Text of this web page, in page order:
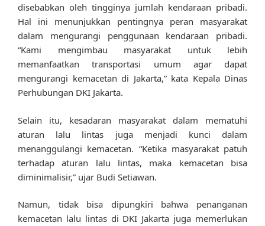
disebabkan oleh tingginya jumlah kendaraan pribadi.
Hal ini menunjukkan pentingnya peran masyarakat
dalam mengurangi penggunaan kendaraan pribadi.
“Kami mengimbau masyarakat untuk lebih
memanfaatkan transportasi umum agar dapat
mengurangi kemacetan di Jakarta,” kata Kepala Dinas
Perhubungan DKI Jakarta.
Selain itu, kesadaran masyarakat dalam mematuhi
aturan lalu lintas juga menjadi kunci dalam
menanggulangi kemacetan. “Ketika masyarakat patuh
terhadap aturan lalu lintas, maka kemacetan bisa
diminimalisir,” ujar Budi Setiawan.
Namun, tidak bisa dipungkiri bahwa penanganan
kemacetan lalu lintas di DKI Jakarta juga memerlukan